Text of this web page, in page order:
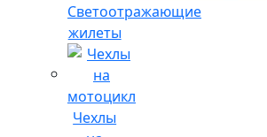
Светоотражающие
жилеты
Чехлы